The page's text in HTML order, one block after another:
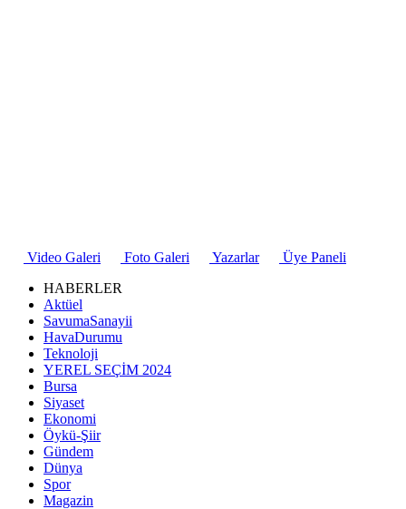
Video Galeri Foto Galeri Yazarlar
Üye Paneli
HABERLER
Aktüel
SavumaSanayii
HavaDurumu
Teknoloji
YEREL SEÇİM 2024
Bursa
Siyaset
Ekonomi
Öykü-Şiir
Gündem
Dünya
Spor
Magazin